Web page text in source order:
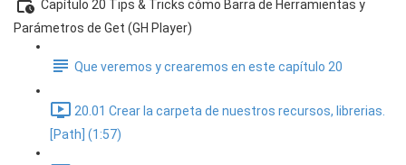
Capítulo 20 Tips & Tricks cómo Barra de Herramientas y
Parámetros de Get (GH Player)
Que veremos y crearemos en este capítulo 20
20.01 Crear la carpeta de nuestros recursos, librerias.
[Path] (1:57)